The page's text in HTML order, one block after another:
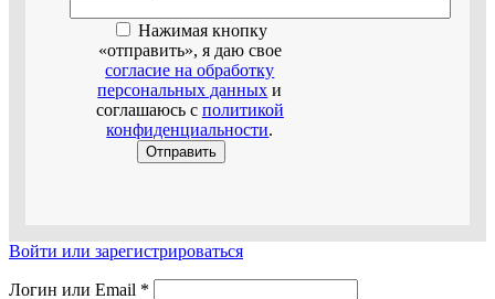
Нажимая кнопку
«отправить», я даю свое
согласие на обработку
персональных данных и
соглашаюсь с политикой
конфиденциальности.
Войти или зарегистрироваться
Логин или Email *